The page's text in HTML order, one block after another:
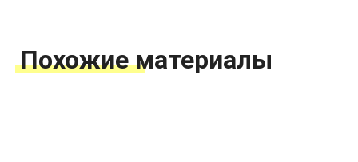
Похожие материалы